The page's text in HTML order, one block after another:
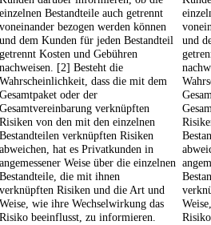
einzelnen Bestandteile auch getrennt
voneinander bezogen werden können
und dem Kunden für jeden Bestandteil
getrennt Kosten und Gebühren
nachweisen. [2] Besteht die
Wahrscheinlichkeit, dass die mit dem
Gesamtpaket oder der
Gesamtvereinbarung verknüpften
Risiken von den mit den einzelnen
Bestandteilen verknüpften Risiken
abweichen, hat es Privatkunden in
angemessener Weise über die einzelnen
Bestandteile, die mit ihnen
verknüpften Risiken und die Art und
Weise, wie ihre Wechselwirkung das
Risiko beeinflusst, zu informieren.
und